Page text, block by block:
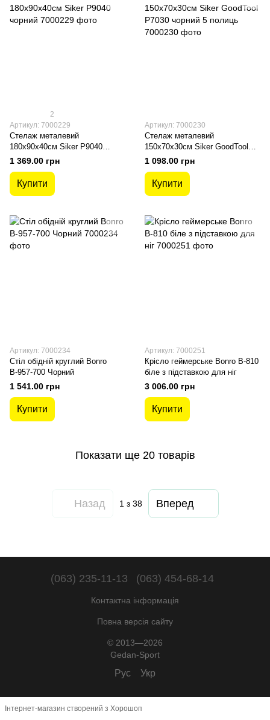
2
Артикул: 7000229
Стелаж металевий
180х90х40см Siker P9040
чорний
1 369.00 грн
Купити
Артикул: 7000230
Стелаж металевий
150х70х30см Siker GoodTool
P7030 чорний 5 полиць
1 098.00 грн
Купити
Артикул: 7000234
Стіл обідній круглий Bonro
В-957-700 Чорний
1 541.00 грн
Купити
Артикул: 7000251
Крісло геймерське Bonro B-810
біле з підставкою для ніг
3 006.00 грн
Купити
Показати ще 20 товарів
Назад 1 з 38 Вперед
(063) 235-11-13 (063) 454-68-14
Контактна інформація
Повна версія сайту
© 2013—2026
Gedan-Sport
Рус Укр
Інтернет-магазин створений з Хорошоп